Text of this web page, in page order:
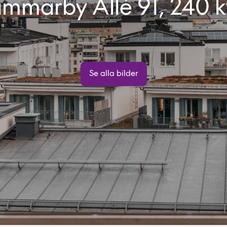
Allé 91, 240
Se alla bilder